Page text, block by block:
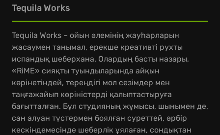
Tequila Works
Tequila Works – ойын әлемінің жауһарларын
жасаумен танымал, ерекше креативті рухты
испандық шеберхана. Олардың басты назары,
«RiME» сияқты туындыларында айқын
көрінетіндей, тереңдігі мол сезімдер мен
таңғажайып көріністерді қалыптастыруға
бағытталған. Бұл студияның жұмысы, шынымен де,
сан алуан түстермен боялған суреттей, әрбір
кескіндемесінде шеберлік ұялаған, сондықтан